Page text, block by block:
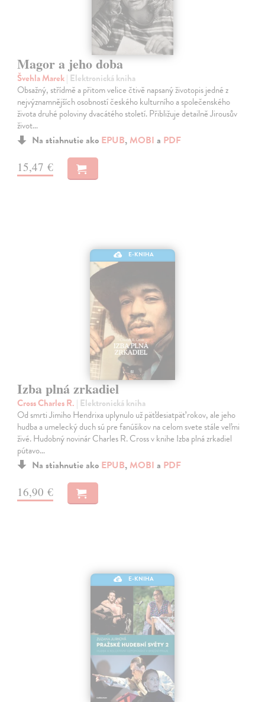
Magor a jeho doba
Švehla Marek| Elektronická kniha
Obsažný, střídmě a přitom velice čtivě napsaný životopis jedné z
nejvýznamnějších osobností českého kulturního a společenského
života druhé poloviny dvacátého století. Přibližuje detailně Jirousův
život…
Na stiahnutie ako EPUB, MOBI a PDF
15,47 €
E-KNIHA
Izba plná zrkadiel
Cross Charles R. | Elektronická kniha
Od smrti Jimiho Hendrixa uplynulo už päťdesiatpäť rokov, ale jeho
hudba a umelecký duch sú pre fanúšikov na celom svete stále veľmi
živé. Hudobný novinár Charles R. Cross v knihe Izba plná zrkadiel
pútavo…
Na stiahnutie ako EPUB, MOBI a PDF
16,90 €
E-KNIHA